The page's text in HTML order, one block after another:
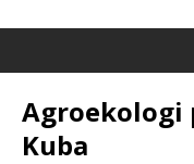
Agroekologi
Kuba